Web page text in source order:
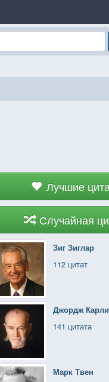
Лучшие
Случайная
Зиг Зиглар
112 цитат
Джордж
141 цитата
Марк Твен